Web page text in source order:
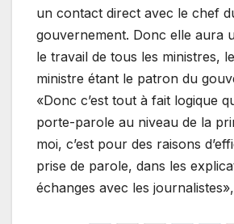
un contact direct avec le chef
gouvernement. Donc elle aura
le travail de tous les ministres,
ministre étant le patron du
«Donc c’est tout à fait logique
porte-parole au niveau de la
moi, c’est pour des raisons
prise de parole, dans les
échanges avec les